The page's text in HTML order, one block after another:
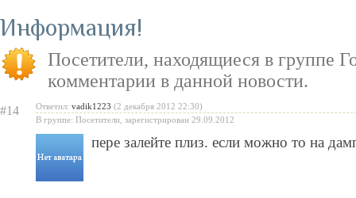
бесплатную модель
«Испеки свою любовь» —
Святого Валентина
Информация
Посетители, находящиеся в группе
комментарии в данной новости.
#14 Ответил: vadik1223 (2 декабря 2012 22:30)
В группе: Посетители, зарегистрирован 29.09.2012
пере залейте плиз. если можно то на